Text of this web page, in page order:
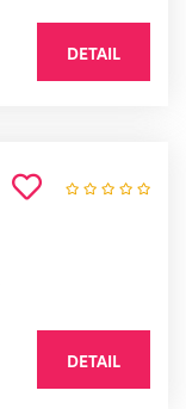
DETAIL
DETAIL